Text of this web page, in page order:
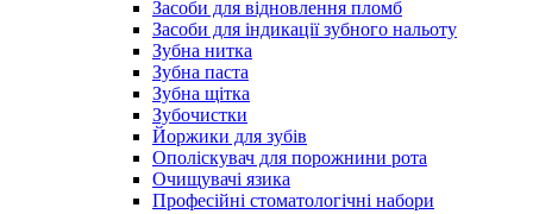
Засоби для відновлення пломб
Засоби для індикації зубного нальоту
Зубна нитка
Зубна паста
Зубна щітка
Зубочистки
Йоржики для зубів
Ополіскувач для порожнини рота
Очищувачі язика
Професійні стоматологічні набори